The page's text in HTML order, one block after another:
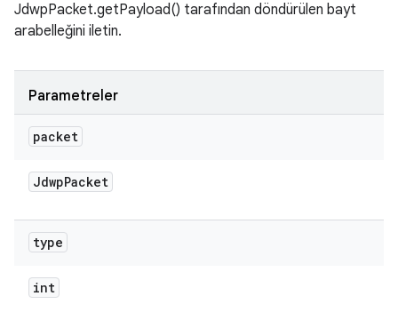
JdwpPacket.getPayload() tarafından döndürülen bayt
arabelleğini iletin.
Parametreler
packet
JdwpPacket
type
int